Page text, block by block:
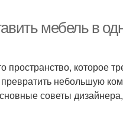
мебель в
пространство, которое
небольшую
советы